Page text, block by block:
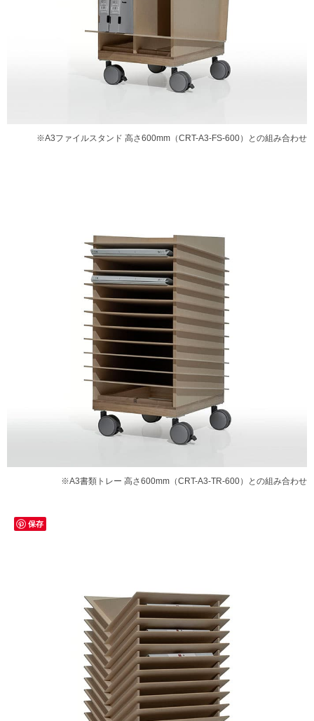
※A3ファイルスタンド 高さ600mm（CRT-A3-FS-600）との組み合わせ
※A3書類トレー 高さ600mm（CRT-A3-TR-600）との組み合わせ
保存